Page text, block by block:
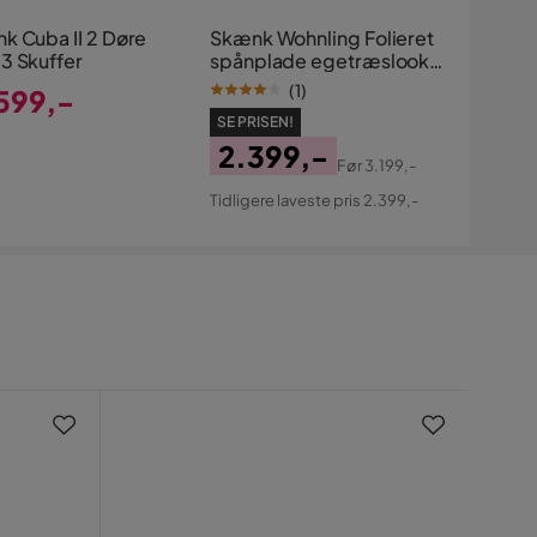
Cuba II 2 Døre
Skuffer
Skænk Wohnling Folieret
spånplade egetræslook
150 cm 4 døre moderne
(1)
SE PRISEN!
Pris
2.399,-
Original
Før3.199,-
Tidligere laveste pris 2.399,-